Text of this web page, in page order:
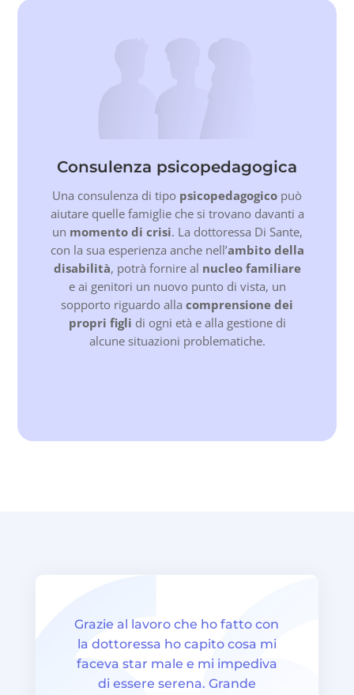
Consulenza psicopedagogica
Una consulenza di tipo psicopedagogico può
aiutare quelle famiglie che si trovano davanti a
un momento di crisi. La dottoressa Di Sante,
con la sua esperienza anche nell’ambito della
disabilità, potrà fornire al nucleo familiare
e ai genitori un nuovo punto di vista, un
sopporto riguardo alla comprensione dei
propri figli di ogni età e alla gestione di
alcune situazioni problematiche.
Grazie al lavoro che ho fatto con
la dottoressa ho capito cosa mi
faceva star male e mi impediva
di essere serena. Grande